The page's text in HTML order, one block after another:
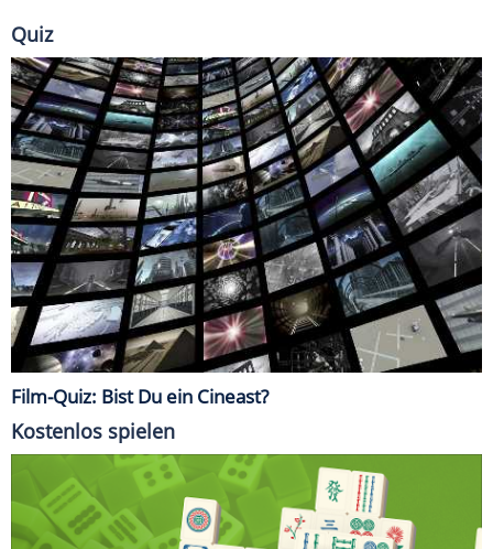
Quiz
Film-Quiz: Bist Du ein Cineast?
Kostenlos spielen